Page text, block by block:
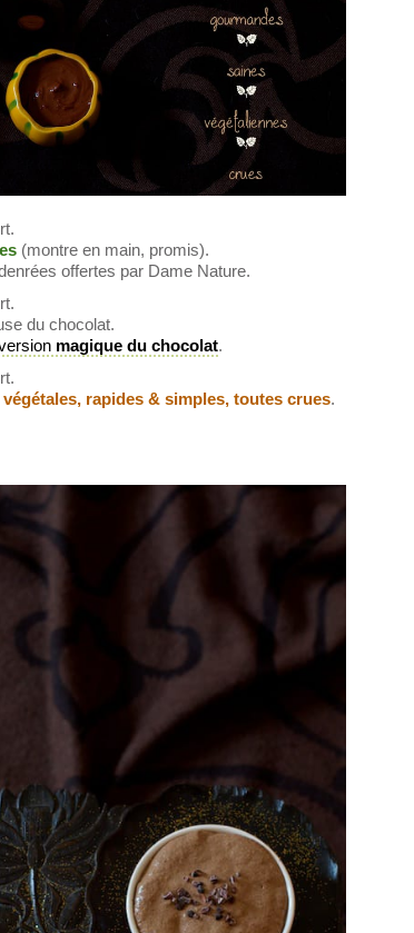
(montre en main, promis).
offertes par Dame Nature.
du chocolat.
magique du chocolat.
rapides & simples, toutes crues.
Acheter